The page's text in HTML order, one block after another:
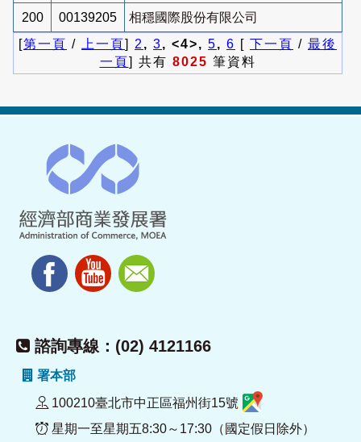
200 00139205
相穩國際股份有限公司
[第一頁 / 上一頁] 2 , 3, <4>, 5, 6 [ 下一頁 / 最後
一頁] 共有 8025 筆資料
諮詢專線：(02) 4121166
署本部
100210臺北市中正區福州街15號
星期一至星期五8:30～17:30（國定假日除外）